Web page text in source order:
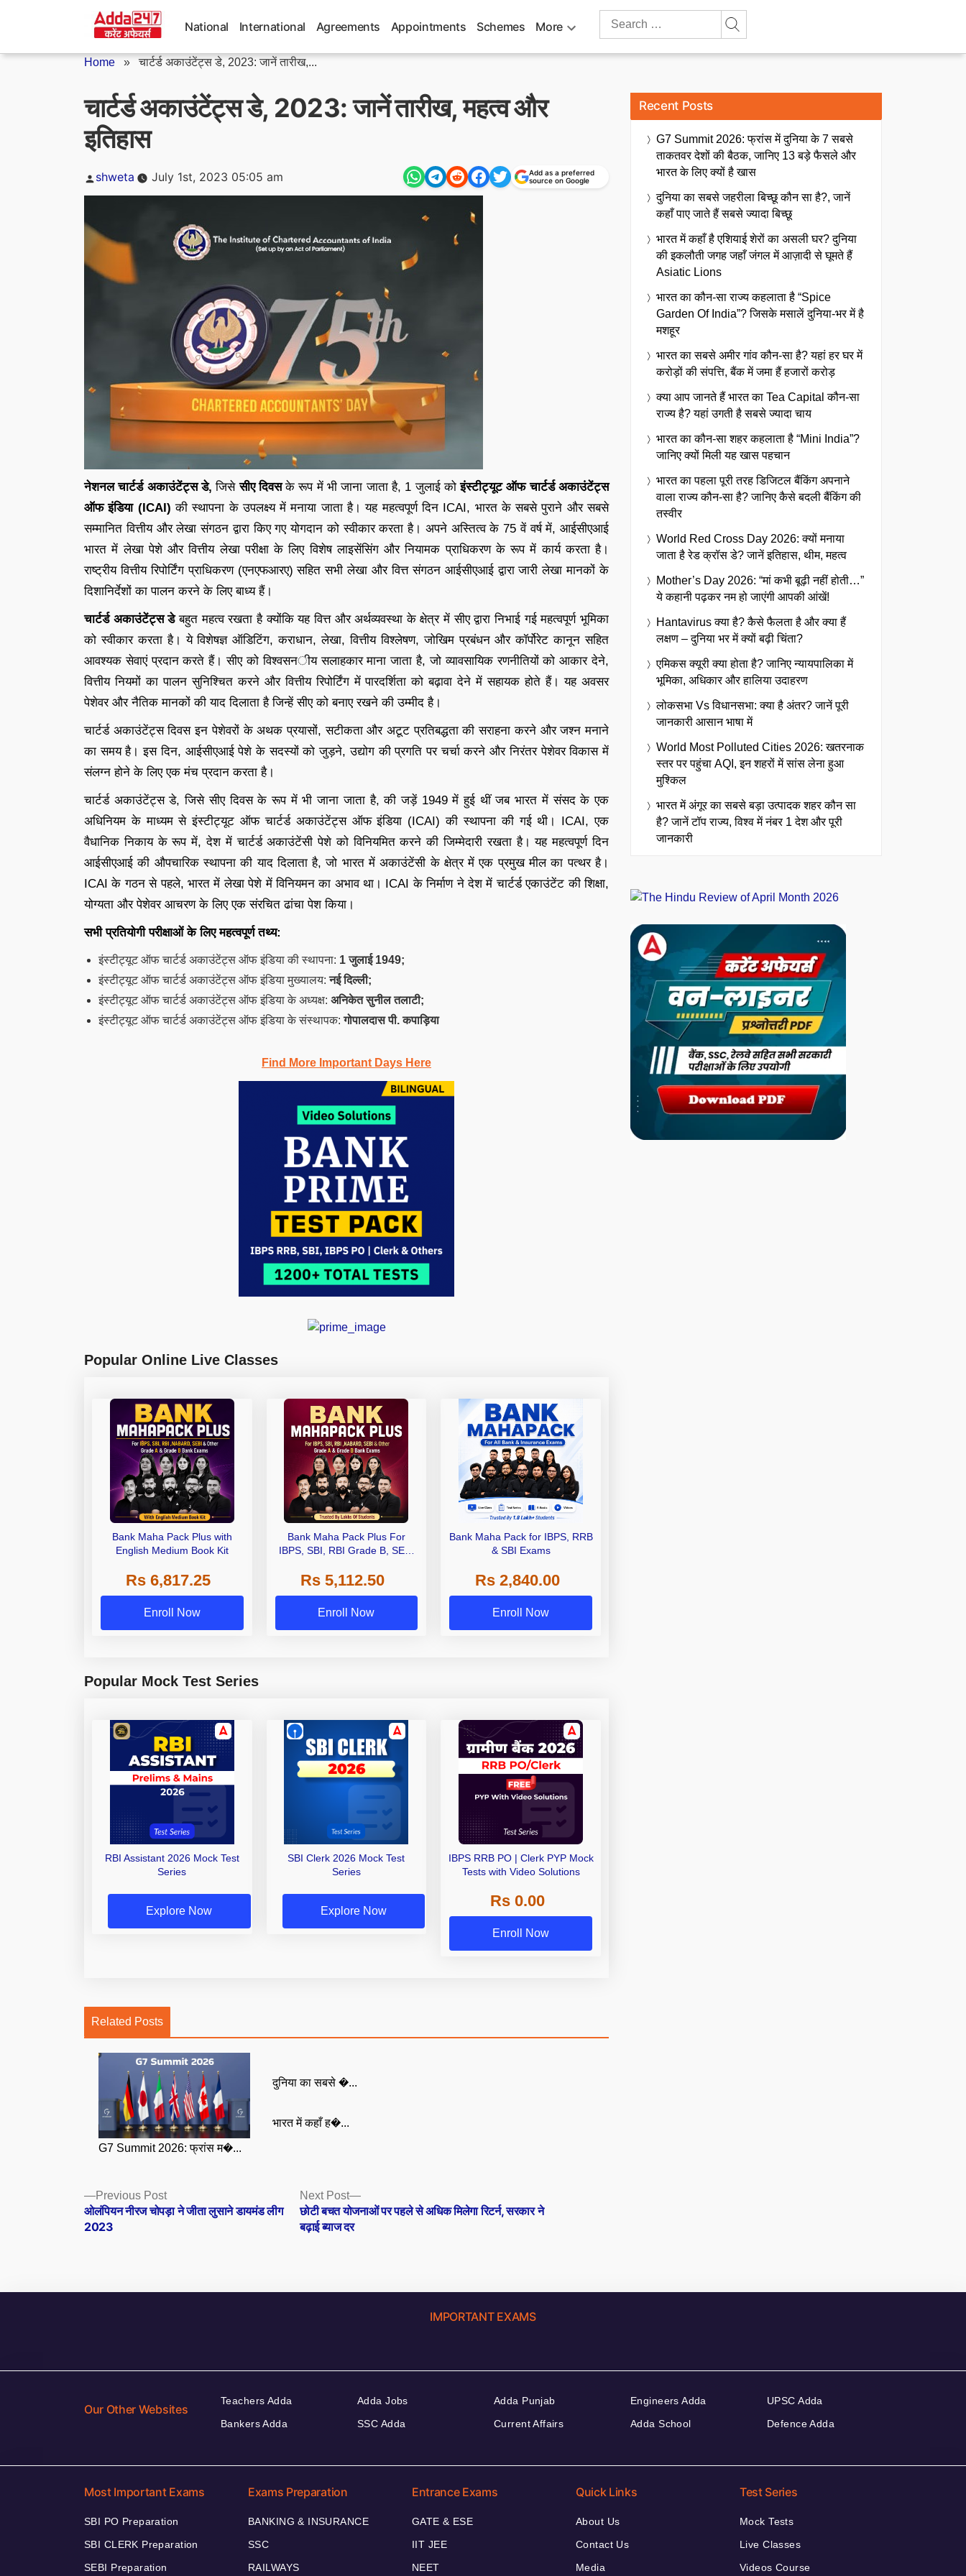
National International Agreements Appointments Schemes More
Search
Home »चार्टर्ड अकाउंटेंट्स डे, 2023: जानें तारीख,...
चार्टर्ड अकाउंटेंट्स डे, 2023: जानें तारीख, महत्व और
इतिहास
Posted
shweta July 1st, 2023 05:05 am
Add as a preferred
source on Google
नेशनल चार्टर्ड अकाउंटेंट्स डे, जिसेसीए दिवसके रूप में भी जाना जाता है, 1 जुलाई कोइंस्टीट्यूट ऑफ चार्टर्ड अकाउंटेंट्स
ऑफ इंडिया (ICAI) की स्थापना के उपलक्ष्य में मनाया जाता है। यह महत्वपूर्ण दिन ICAI, भारत के सबसे पुराने और सबसे
सम्मानित वित्तीय और लेखा संगठन द्वारा किए गए योगदान को स्वीकार करता है। अपने अस्तित्व के 75 वें वर्ष में, आईसीएआई
भारत में लेखा पेशे और वित्तीय लेखा परीक्षा के लिए विशेष लाइसेंसिंग और नियामक प्राधिकरण के रूप में कार्य करता है।
राष्ट्रीय वित्तीय रिपोर्टिंग प्राधिकरण (एनएफआरए) सहित सभी लेखा और वित्त संगठन आईसीएआई द्वारा जारी लेखा मानकों के
दिशानिर्देशों का पालन करने के लिए बाध्य हैं।
चार्टर्ड अकाउंटेंट्स डेबहुत महत्व रखता है क्योंकि यह वित्त और अर्थव्यवस्था के क्षेत्र में सीए द्वारा निभाई गई महत्वपूर्ण भूमिका
को स्वीकार करता है। ये विशेषज्ञ ऑडिटिंग, कराधान, लेखा, वित्तीय विश्लेषण, जोखिम प्रबंधन और कॉर्पोरेट कानून सहित
आवश्यक सेवाएं प्रदान करते हैं। सीए को विश्वसनीय सलाहकार माना जाता है, जो व्यावसायिक रणनीतियों को आकार देने,
वित्तीय नियमों का पालन सुनिश्चित करने और वित्तीय रिपोर्टिंग में पारदर्शिता को बढ़ावा देने में सहायक होते हैं। यह अवसर
पेशेवर और नैतिक मानकों की याद दिलाता है जिन्हें सीए को बनाए रखने की उम्मीद है।
चार्टर्ड अकाउंटेंट्स दिवस इन पेशेवरों के अथक प्रयासों, सटीकता और अटूट प्रतिबद्धता की सराहना करने और जश्न मनाने
का समय है। इस दिन, आईसीएआई पेशे के सदस्यों को जुड़ने, उद्योग की प्रगति पर चर्चा करने और निरंतर पेशेवर विकास में
संलग्न होने के लिए एक मंच प्रदान करता है।
चार्टर्ड अकाउंटेंट्स डे, जिसे सीए दिवस के रूप में भी जाना जाता है, की जड़ें 1949 में हुई थीं जब भारत में संसद के एक
अधिनियम के माध्यम से इंस्टीट्यूट ऑफ चार्टर्ड अकाउंटेंट्स ऑफ इंडिया (ICAI) की स्थापना की गई थी। ICAI, एक
वैधानिक निकाय के रूप में, देश में चार्टर्ड अकाउंटेंसी पेशे को विनियमित करने की जिम्मेदारी रखता है। यह महत्वपूर्ण दिन
आईसीएआई की औपचारिक स्थापना की याद दिलाता है, जो भारत में अकाउंटेंसी के क्षेत्र में एक प्रमुख मील का पत्थर है।
ICAI के गठन से पहले, भारत में लेखा पेशे में विनियमन का अभाव था। ICAI के निर्माण ने देश में चार्टर्ड एकाउंटेंट की शिक्षा,
योग्यता और पेशेवर आचरण के लिए एक संरचित ढांचा पेश किया।
सभी प्रतियोगी परीक्षाओं के लिए महत्वपूर्ण तथ्य:
इंस्टीट्यूट ऑफ चार्टर्ड अकाउंटेंट्स ऑफ इंडिया की स्थापना: 1 जुलाई 1949;
इंस्टीट्यूट ऑफ चार्टर्ड अकाउंटेंट्स ऑफ इंडिया मुख्यालय: नई दिल्ली;
इंस्टीट्यूट ऑफ चार्टर्ड अकाउंटेंट्स ऑफ इंडिया के अध्यक्ष: अनिकेत सुनील तलाटी;
इंस्टीट्यूट ऑफ चार्टर्ड अकाउंटेंट्स ऑफ इंडिया के संस्थापक:गोपालदास पी. कपाड़िया
Find More Important Days Here
Popular Online Live Classes
Bank Maha Pack Plus with
English Medium Book Kit
Rs 6,817.25
Enroll Now
Bank Maha Pack Plus For
IBPS, SBI, RBI Grade B, SEBI
Other Grade A & Grade B Bank
Exams
Rs 5,112.50
Enroll Now
Bank Maha Pack for IBPS, RRB
& SBI Exams
Rs 2,840.00
Enroll Now
Popular Mock Test Series
RBI Assistant 2026 Mock Test
Series
Explore Now
SBI Clerk 2026 Mock Test
Series
Explore Now
IBPS RRB PO | Clerk PYP Mock
Tests with Video Solutions
Rs 0.00
Enroll Now
Related Posts
G7 Summit 2026: फ्रांस म�...
दुनिया का सबसे �...
भारत में कहाँ ह�...
Posts
navigation
Previous PostPrevious
post:
ओलंपियन नीरज चोपड़ा ने जीता लुसाने डायमंड लीग
2023
Next Post
Next
post:
छोटी बचत योजनाओं पर पहले से अधिक मिलेगा रिटर्न, सरकार ने
बढ़ाई ब्याज दर
Recent Posts
G7 Summit 2026: फ्रांस में दुनिया के 7 सबसे
ताकतवर देशों की बैठक, जानिए 13 बड़े फैसले और
भारत के लिए क्यों है खास
दुनिया का सबसे जहरीला बिच्छू कौन सा है?, जानें
कहाँ पाए जाते हैं सबसे ज्यादा बिच्छू
भारत में कहाँ है एशियाई शेरों का असली घर? दुनिया
की इकलौती जगह जहाँ जंगल में आज़ादी से घूमते हैं
Asiatic Lions
भारत का कौन-सा राज्य कहलाता है “Spice
Garden Of India”? जिसके मसालें दुनिया-भर में है
मशहूर
भारत का सबसे अमीर गांव कौन-सा है? यहां हर घर में
करोड़ों की संपत्ति, बैंक में जमा हैं हजारों करोड़
क्या आप जानते हैं भारत का Tea Capital कौन-सा
राज्य है? यहां उगती है सबसे ज्यादा चाय
भारत का कौन-सा शहर कहलाता है “Mini India”?
जानिए क्यों मिली यह खास पहचान
भारत का पहला पूरी तरह डिजिटल बैंकिंग अपनाने
वाला राज्य कौन-सा है? जानिए कैसे बदली बैंकिंग की
तस्वीर
World Red Cross Day 2026: क्यों मनाया
जाता है रेड क्रॉस डे? जानें इतिहास, थीम, महत्व
Mother’s Day 2026: “मां कभी बूढ़ी नहीं होती…”
ये कहानी पढ़कर नम हो जाएंगी आपकी आंखें!
Hantavirus क्या है? कैसे फैलता है और क्या हैं
लक्षण – दुनिया भर में क्यों बढ़ी चिंता?
एमिकस क्यूरी क्या होता है? जानिए न्यायपालिका में
भूमिका, अधिकार और हालिया उदाहरण
लोकसभा Vs विधानसभा: क्या है अंतर? जानें पूरी
जानकारी आसान भाषा में
World Most Polluted Cities 2026: खतरनाक
स्तर पर पहुंचा AQI, इन शहरों में सांस लेना हुआ
मुश्किल
भारत में अंगूर का सबसे बड़ा उत्पादक शहर कौन सा
है? जानें टॉप राज्य, विश्व में नंबर 1 देश और पूरी
जानकारी
IMPORTANT EXAMS
Our Other Websites
Teachers Adda
Bankers Adda
Adda Jobs
SSC Adda
Adda Punjab
Current Affairs
Engineers Adda
Adda School
UPSC Adda
Defence Adda
Most Important Exams
SBI PO Preparation
SBI CLERK Preparation
SEBI Preparation
Exams Preparation
BANKING & INSURANCE
SSC
RAILWAYS
Entrance Exams
GATE & ESE
IIT JEE
NEET
Quick Links
About Us
Contact Us
Media
Test Series
Mock Tests
Live Classes
Videos Course